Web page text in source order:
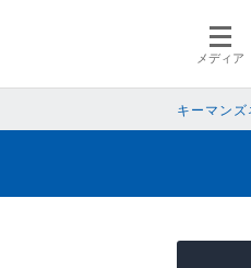
メディア
キーマン